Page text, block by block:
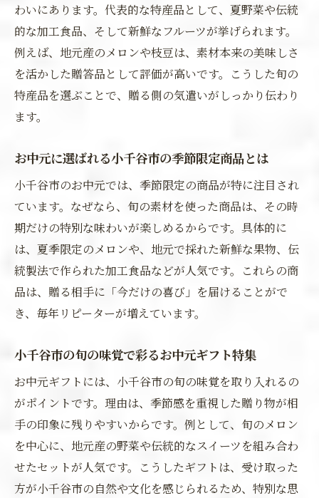
わいにあります。代表的な特産品として、夏野菜や伝統
的な加工食品、そして新鮮なフルーツが挙げられます。
例えば、地元産のメロンや枝豆は、素材本来の美味しさ
を活かした贈答品として評価が高いです。こうした旬の
特産品を選ぶことで、贈る側の気遣いがしっかり伝わり
ます。
お中元に選ばれる小千谷市の季節限定商品とは
小千谷市のお中元では、季節限定の商品が特に注目され
ています。なぜなら、旬の素材を使った商品は、その時
期だけの特別な味わいが楽しめるからです。具体的に
は、夏季限定のメロンや、地元で採れた新鮮な果物、伝
統製法で作られた加工食品などが人気です。これらの商
品は、贈る相手に「今だけの喜び」を届けることがで
き、毎年リピーターが増えています。
小千谷市の旬の味覚で彩るお中元ギフト特集
お中元ギフトには、小千谷市の旬の味覚を取り入れるの
がポイントです。理由は、季節感を重視した贈り物が相
手の印象に残りやすいからです。例として、旬のメロン
を中心に、地元産の野菜や伝統的なスイーツを組み合わ
せたセットが人気です。こうしたギフトは、受け取った
方が小千谷市の自然や文化を感じられるため、特別な思